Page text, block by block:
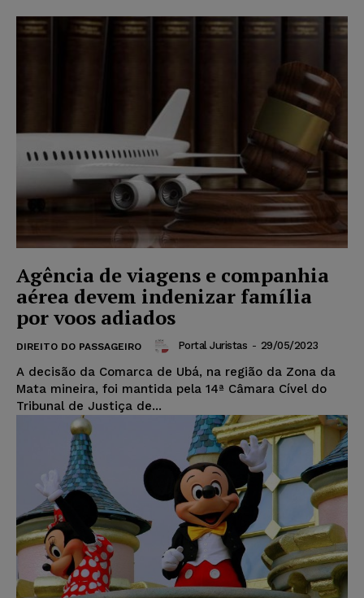
Agência de viagens e companhia
aérea devem indenizar família
por voos adiados
DIREITO DO PASSAGEIRO Portal Juristas - 29/05/2023
A decisão da Comarca de Ubá, na região da Zona da
Mata mineira, foi mantida pela 14ª Câmara Cível do
Tribunal de Justiça de...